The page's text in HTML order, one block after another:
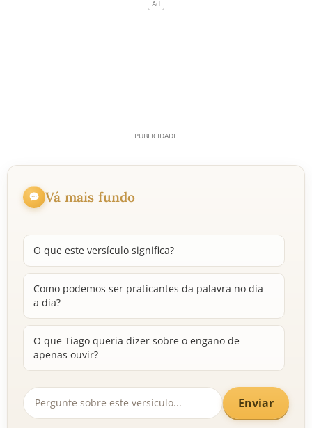
Vá mais fundo
O que este versículo significa?
Como podemos ser praticantes da palavra no dia
a dia?
O que Tiago queria dizer sobre o engano de
apenas ouvir?
Enviar